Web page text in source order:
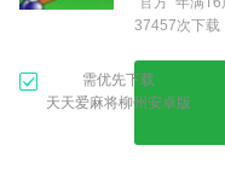
37457次下载
需优先下载
天天爱麻将柳州安卓版